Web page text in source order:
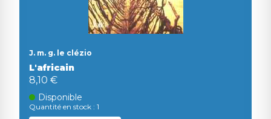
J. m. g. le clézio
L'africain
8,10 €
Disponible
Quantité en stock : 1